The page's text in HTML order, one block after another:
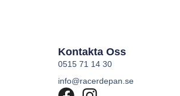
Kontakta Oss
0515 71 14 30
info@racerdepan.se